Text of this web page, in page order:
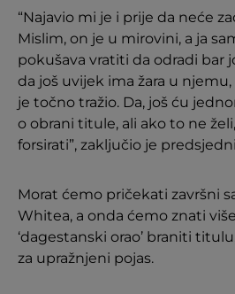
“Najavio mi je i prije da neće
Mislim, on je u mirovini, a ja
pokušava vratiti da odradi bar
da još uvijek ima žara u
je točno tražio. Da, još ću
o obrani titule, ali ako to ne
forsirati”, zaključio je
Morat ćemo pričekati završni
Whitea, a onda ćemo znati
‘dagestanski orao’ braniti
za upražnjeni pojas.